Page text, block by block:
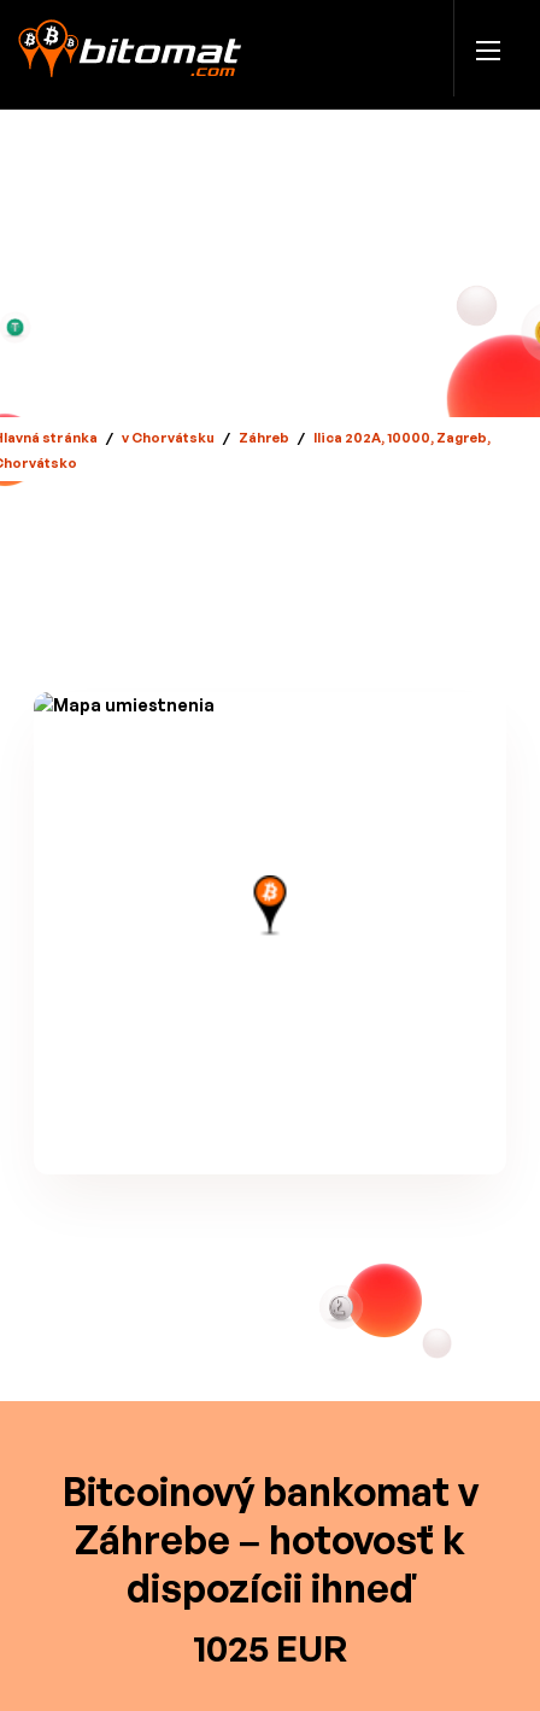
stránka / v Chorvátsku / Záhreb / Ilica 202A, 10000, Zagreb,
Bitcoinový bankomat v
Záhrebe – hotovosť k
dispozícii ihneď
1025 EUR